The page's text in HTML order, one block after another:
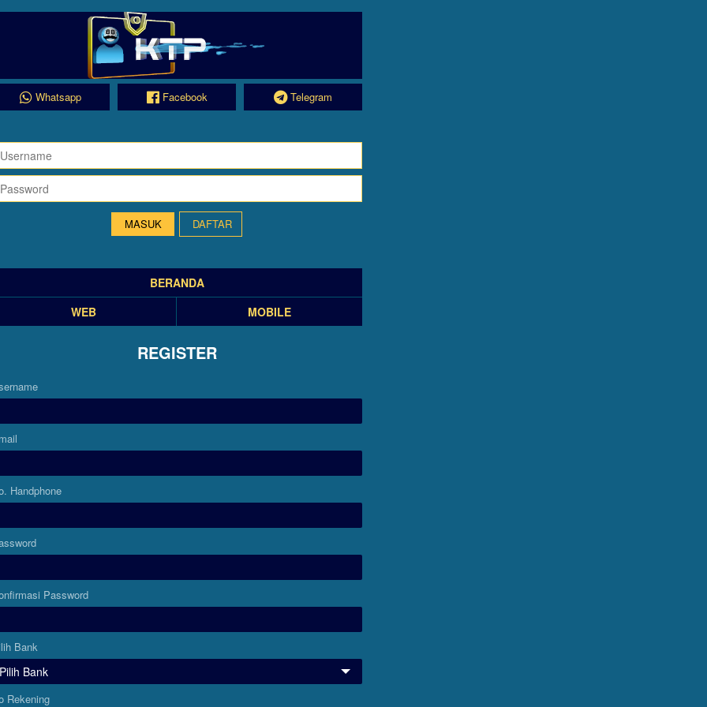
Whatsapp Facebook Telegram
DAFTAR
BERANDA
WEB
MOBILE
REGISTER
Handphone
Password
Bank
Rekening